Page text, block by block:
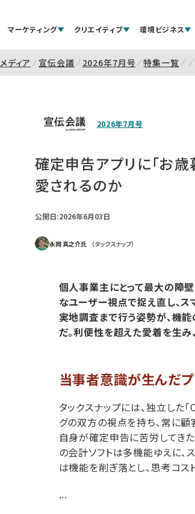
マーケティング クリエイティブ 環境ビジネス
メディア 宣伝会議 2026年7月号 特集一覧
2026年7月号
確定申告アプリに「お
愛されるのか
公開日:2026年6月03日
永岡 真之介氏 （タックスナップ）
個人事業主にとって最大の障
なユーザー視点で捉え直し、
実地調査まで行う姿勢が、機
だ。利便性を超えた愛着を生
当事者意識が生んだ
タックスナップには、独立した
グの双方の視点を持ち、常に
自身が確定申告に苦労してき
の会計ソフトは多機能ゆえに、
は機能を削ぎ落とし、思考コス
...